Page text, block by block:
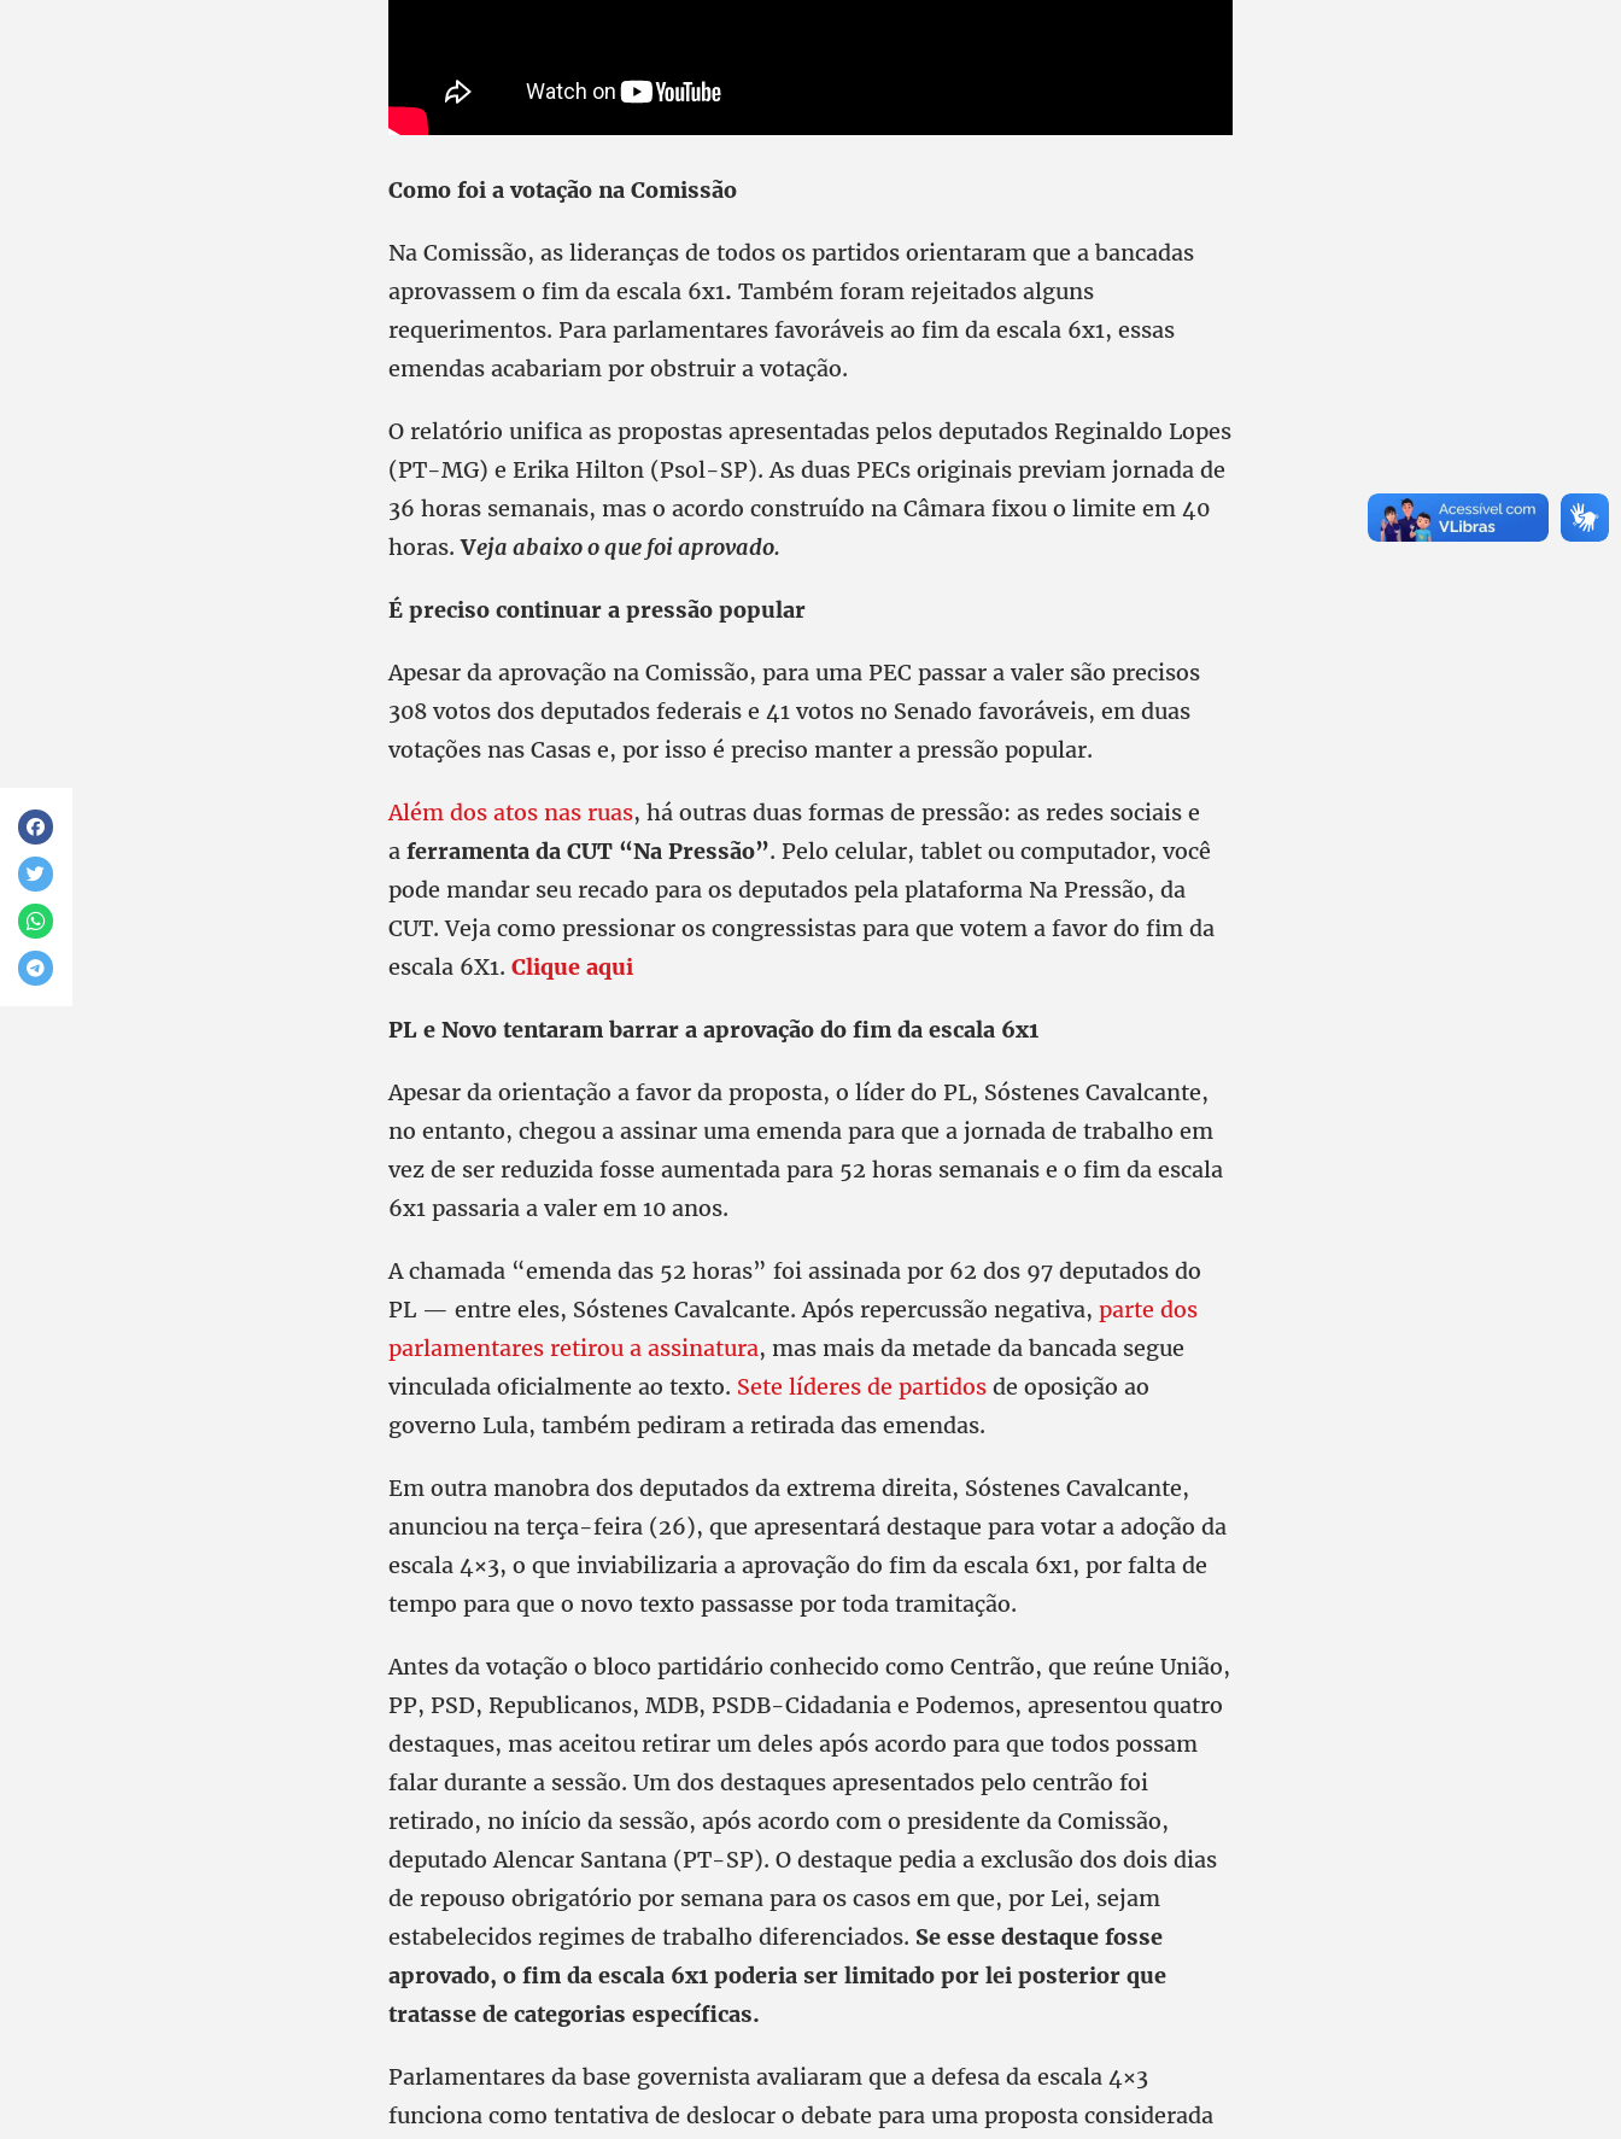
Como foi a votação na Comissão
Na Comissão, as lideranças de todos os partidos orientaram que a bancadas
aprovassem o fim da escala 6x1. Também foram rejeitados alguns
requerimentos. Para parlamentares favoráveis ao fim da escala 6x1, essas
emendas acabariam por obstruir a votação.
O relatório unifica as propostas apresentadas pelos deputados Reginaldo Lopes
(PT-MG) e Erika Hilton (Psol-SP). As duas PECs originais previam jornada de
36 horas semanais, mas o acordo construído na Câmara fixou o limite em 40
horas.Veja abaixo o que foi aprovado.
É preciso continuar a pressão popular
Apesar da aprovação na Comissão, para uma PEC passar a valer são precisos
308 votos dos deputados federais e 41 votos no Senado favoráveis, em duas
votações nas Casas e, por isso é preciso manter a pressão popular.
Além dos atos nas ruas, há outras duas formas de pressão: as redes sociais e
a ferramenta da CUT “Na Pressão”. Pelo celular, tablet ou computador, você
pode mandar seu recado para os deputados pela plataforma Na Pressão, da
CUT. Veja como pressionar os congressistas para que votem a favor do fim da
escala 6X1. Clique aqui
PL e Novo tentaram barrar a aprovação do fim da escala 6x1
Apesar da orientação a favor da proposta, o líder do PL, Sóstenes Cavalcante,
no entanto, chegou a assinar uma emenda para que a jornada de trabalho em
vez de ser reduzida fosse aumentada para 52 horas semanais e o fim da escala
6x1 passaria a valer em 10 anos.
A chamada “emenda das 52 horas” foi assinada por 62 dos 97 deputados do
PL — entre eles, Sóstenes Cavalcante. Após repercussão negativa, parte dos
parlamentares retirou a assinatura, mas mais da metade da bancada segue
vinculada oficialmente ao texto. Sete líderes de partidos de oposição ao
governo Lula, também pediram a retirada das emendas.
Em outra manobra dos deputados da extrema direita, Sóstenes Cavalcante,
anunciou na terça-feira (26), que apresentará destaque para votar a adoção da
escala 4×3, o que inviabilizaria a aprovação do fim da escala 6x1, por falta de
tempo para que o novo texto passasse por toda tramitação.
Antes da votação o bloco partidário conhecido como Centrão, que reúne União,
PP, PSD, Republicanos, MDB, PSDB-Cidadania e Podemos, apresentou quatro
destaques, mas aceitou retirar um deles após acordo para que todos possam
falar durante a sessão. Um dos destaques apresentados pelo centrão foi
retirado, no início da sessão, após acordo com o presidente da Comissão,
deputado Alencar Santana (PT-SP). O destaque pedia a exclusão dos dois dias
de repouso obrigatório por semana para os casos em que, por Lei, sejam
estabelecidos regimes de trabalho diferenciados. Se esse destaque fosse
aprovado, o fim da escala 6x1 poderia ser limitado por lei posterior que
tratasse de categorias específicas.
Parlamentares da base governista avaliaram que a defesa da escala 4×3
funciona como tentativa de deslocar o debate para uma proposta considerada